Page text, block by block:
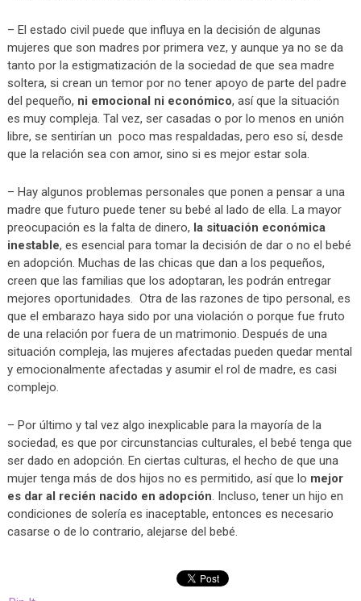
– El estado civil puede que influya en la decisión de algunas
mujeres que son madres por primera vez, y aunque ya no se da
tanto por la estigmatización de la sociedad de que sea madre
soltera, si crean un temor por no tener apoyo de parte del padre
del pequeño, ni emocional ni económico, así que la situación
es muy compleja. Tal vez, ser casadas o por lo menos en unión
libre, se sentirían un poco mas respaldadas, pero eso sí, desde
que la relación sea con amor, sino si es mejor estar sola.
– Hay algunos problemas personales que ponen a pensar a una
madre que futuro puede tener su bebé al lado de ella. La mayor
preocupación es la falta de dinero, la situación económica
inestable, es esencial para tomar la decisión de dar o no el bebé
en adopción. Muchas de las chicas que dan a los pequeños,
creen que las familias que los adoptaran, les podrán entregar
mejores oportunidades. Otra de las razones de tipo personal, es
que el embarazo haya sido por una violación o porque fue fruto
de una relación por fuera de un matrimonio. Después de una
situación compleja, las mujeres afectadas pueden quedar mental
y emocionalmente afectadas y asumir el rol de madre, es casi
complejo.
– Por último y tal vez algo inexplicable para la mayoría de la
sociedad, es que por circunstancias culturales, el bebé tenga que
ser dado en adopción. En ciertas culturas, el hecho de que una
mujer tenga más de dos hijos no es permitido, así que lo mejor
es dar al recién nacido en adopción. Incluso, tener un hijo en
condiciones de solería es inaceptable, entonces es necesario
casarse o de lo contrario, alejarse del bebé.